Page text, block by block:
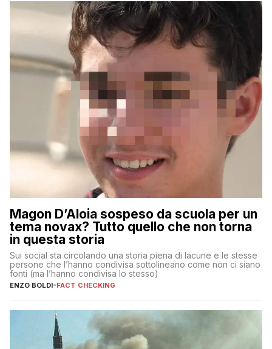
Magon D’Aloia sospeso da scuola per un
tema novax? Tutto quello che non torna
in questa storia
Sui social sta circolando una storia piena di lacune e le stesse
persone che l’hanno condivisa sottolineano come non ci siano
fonti (ma l’hanno condivisa lo stesso)
ENZO BOLDI-FACT CHECKING